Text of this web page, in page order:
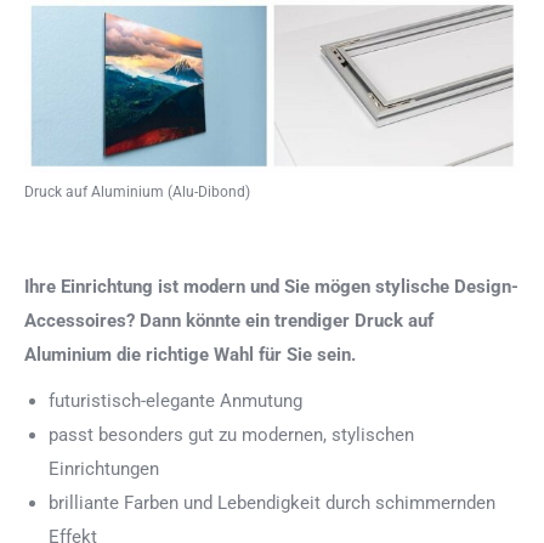
Druck auf Aluminium (Alu-Dibond)
Ihre Einrichtung ist modern und Sie mögen stylische Design-
Accessoires? Dann könnte ein trendiger Druck auf
Aluminium die richtige Wahl für Sie sein.
futuristisch-elegante Anmutung
passt besonders gut zu modernen, stylischen
Einrichtungen
brilliante Farben und Lebendigkeit durch schimmernden
Effekt